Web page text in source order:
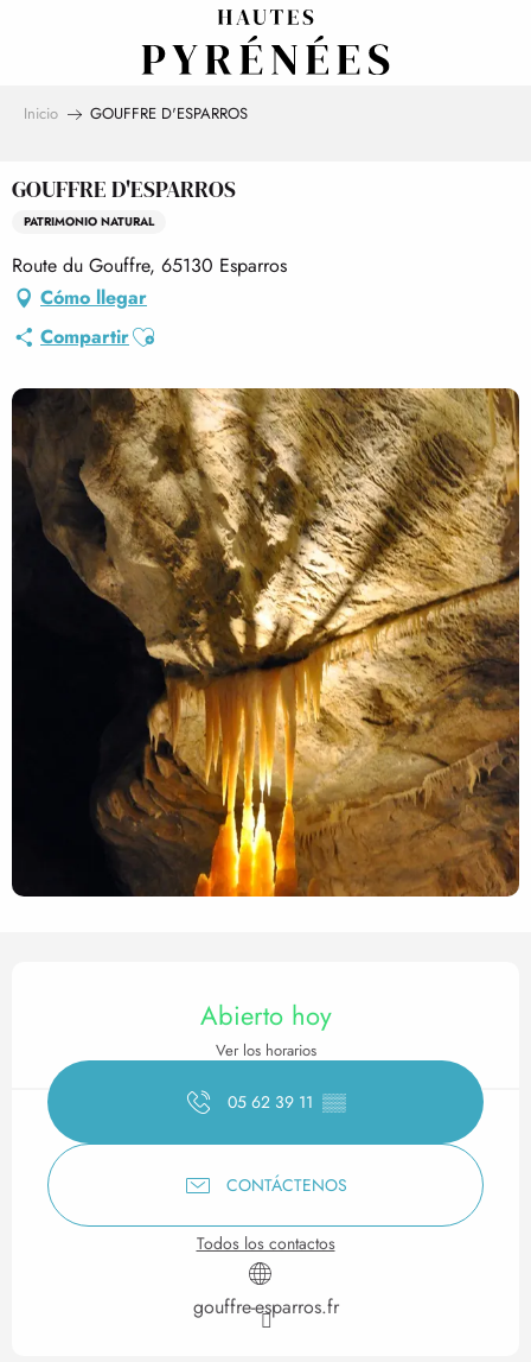
Inicio GOUFFRE D'ESPARROS
GOUFFRE D'ESPARROS
PATRIMONIO NATURAL
Route du Gouffre, 65130 Esparros
Cómo llegar
CompartirAjouter aux favoris
Horarios y datos de
Abierto hoy
Ver los horarios
05 62 39 11 ▒▒
CONTÁCTENOS
Todos los contactos
gouffre-esparros.fr